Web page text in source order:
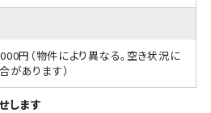
円（物件により異なる。空き状況に
があります）
します